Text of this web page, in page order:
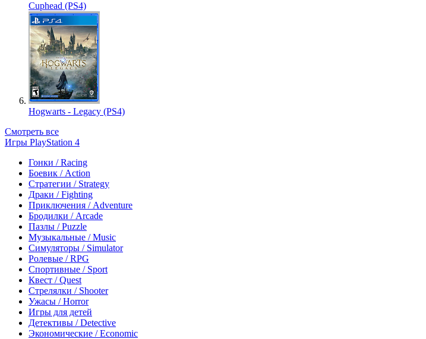
Cuphead (PS4)
Hogwarts - Legacy (PS4)
Смотреть все
Игры PlayStation 4
Гонки / Racing
Боевик / Action
Стратегии / Strategy
Драки / Fighting
Приключения / Adventure
Бродилки / Arcade
Пазлы / Puzzle
Музыкальные / Music
Симуляторы / Simulator
Ролевые / RPG
Спортивные / Sport
Квест / Quest
Стрелялки / Shooter
Ужасы / Horror
Игры для детей
Детективы / Detective
Экономические / Economic